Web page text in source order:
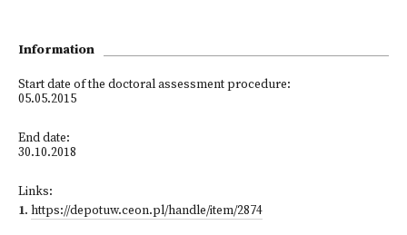
Information
Start date of the doctoral assessment procedure:
05.05.2015
End date:
30.10.2018
Links:
1. https://depotuw.ceon.pl/handle/item/2874